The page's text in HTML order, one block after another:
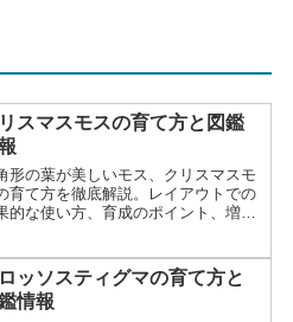
スマスモスの育て方と図鑑
形の葉が美しいモス、クリスマスモ
育て方を徹底解説。レイアウトでの
的な使い方、育成のポイント、増や
ッソスティグマの育て方と
情報